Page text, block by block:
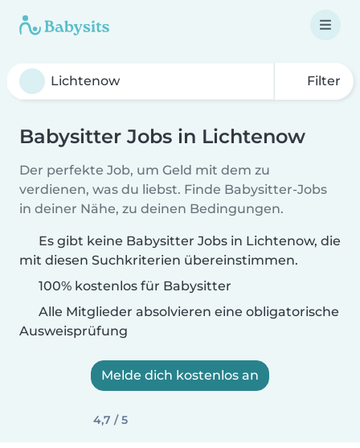
Filter
Babysitter Jobs in Lichtenow
Der perfekte Job, um Geld mit dem zu
verdienen, was du liebst. Finde Babysitter-Jobs
in deiner Nähe, zu deinen Bedingungen.
Es gibt keine Babysitter Jobs in Lichtenow, die
mit diesen Suchkriterien übereinstimmen.
100% kostenlos für Babysitter
Alle Mitglieder absolvieren eine obligatorische
Ausweisprüfung
Melde dich kostenlos an
4,7 / 5